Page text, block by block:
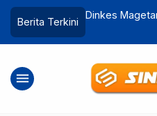
Berita Terkini
RI
Dinkes
Lakukan
menu